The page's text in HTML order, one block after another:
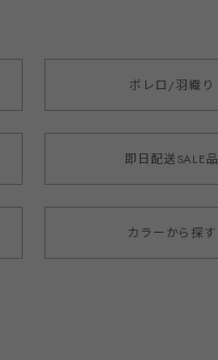
ボレロ/羽織り
即日配送SALE品
カラーから探す